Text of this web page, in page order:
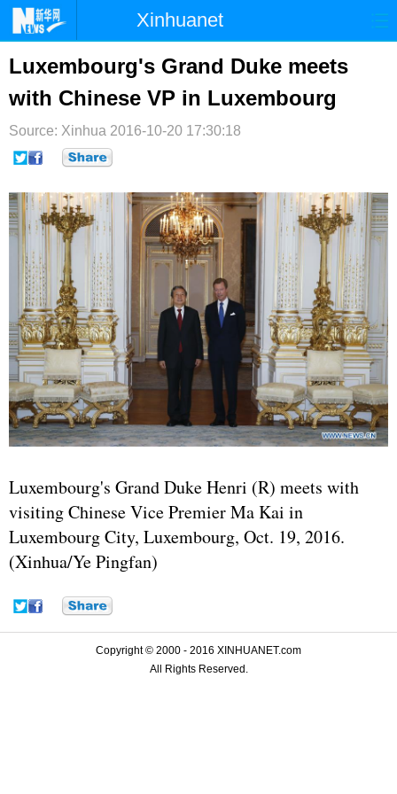
Xinhuanet
时政 国际 港澳
台湾 财经 法治 社会
纪检 体育 科技
文娱
博客 微博
Luxembourg's Grand Duke meets
with Chinese VP in Luxembourg
Source: Xinhua 2016-10-20 17:30:18
Luxembourg's Grand Duke Henri (R) meets with
visiting Chinese Vice Premier Ma Kai in
Luxembourg City, Luxembourg, Oct. 19, 2016.
(Xinhua/Ye Pingfan)
Copyright © 2000 - 2016 XINHUANET.com
All Rights Reserved.